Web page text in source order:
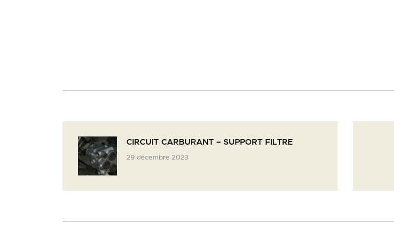
AGO
L’ATELIER DE L’AIR
CIRCUIT CARBURANT – SUPPORT FILTRE
29 décembre 2023